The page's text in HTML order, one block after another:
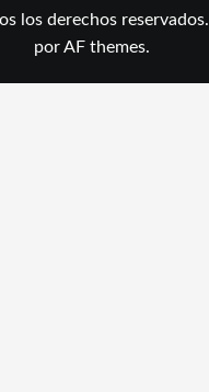
los derechos reservados.
por AF themes.